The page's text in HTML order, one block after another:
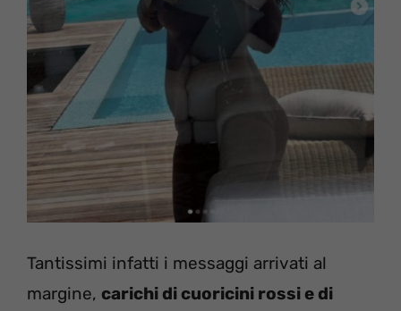
Tantissimi infatti i messaggi arrivati al
margine, carichi di cuoricini rossi e di